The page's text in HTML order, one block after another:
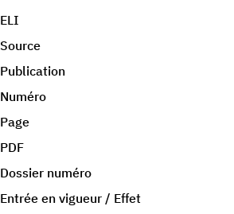
ELI
Source
Publication
Numéro
Page
PDF
Dossier numéro
Entrée en vigueur / Effet